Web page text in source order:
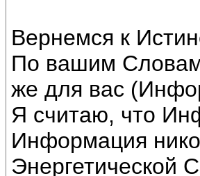
Вернемся к
По вашим
же для вас
Я считаю, что
Информация
Энергетической